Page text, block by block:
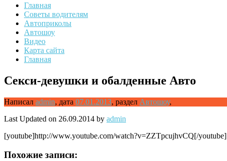
Главная
Советы водителям
Автоприколы
Автошоу
Видео
Карта сайта
Главная
Секси-девушки и обалденные Авто
Написал admin, дата 07.01.2013, раздел Автошоу,
Last Updated on 26.09.2014 by admin
[youtube]http://www.youtube.com/watch?v=ZZTpcujhvCQ[/youtube]
Похожие записи: